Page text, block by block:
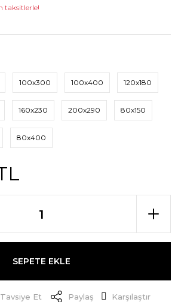
taksitlerle!
100x300 100x400 120x180
160x230 200x290 80x150
80x400
SEPETE EKLE
Tavsiye Et Paylaş Karşılaştır